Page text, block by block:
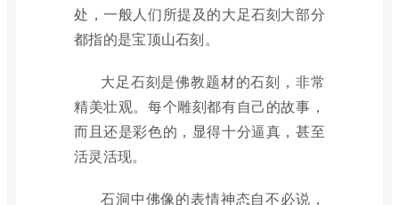
处，一般人们所提及的大足石刻大部分
都指的是宝顶山石刻。
大足石刻是佛教题材的石刻，非常
精美壮观。每个雕刻都有自己的故事，
而且还是彩色的，显得十分逼真，甚至
活灵活现。
石洞中佛像的表情神态自不必说，